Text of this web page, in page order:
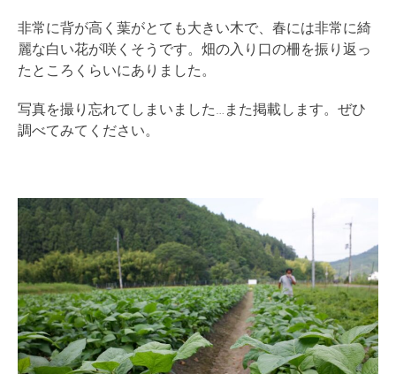
非常に背が高く葉がとても大きい木で、春には非常に綺
麗な白い花が咲くそうです。畑の入り口の柵を振り返っ
たところくらいにありました。
写真を撮り忘れてしまいました…また掲載します。ぜひ
調べてみてください。